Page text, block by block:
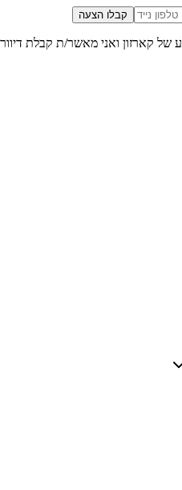
קבלו הצעה
של קארזון ואני מאשר/ת קבלת